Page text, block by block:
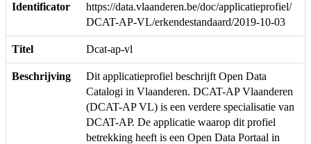
Identificator
https://data.vlaanderen.be/doc/applicatieprofiel/
DCAT-AP-VL/erkendestandaard/2019-10-03
Titel Dcat-ap-vl
Beschrijving
Dit applicatieprofiel beschrijft Open Data
Catalogi in Vlaanderen. DCAT-AP Vlaanderen
(DCAT-AP VL) is een verdere specialisatie van
DCAT-AP. De applicatie waarop dit profiel
betrekking heeft is een Open Data Portaal in